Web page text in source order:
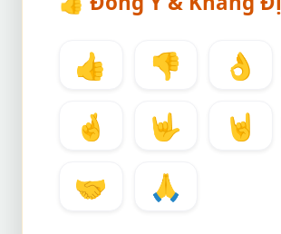
👍 👎 👌
🤞
🤟 🤘
🤝
🙏